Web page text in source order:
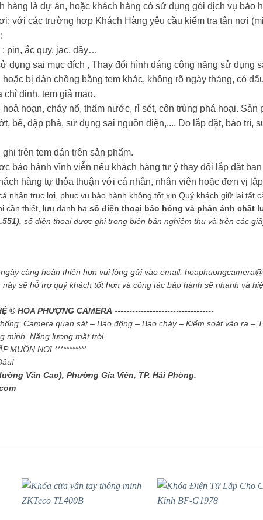
hàng là dự án, hoặc khách hàng có sử dụng gói dịch vụ bảo
với các trường hợp Khách Hàng yêu cầu kiểm tra tận nơi
:
: pin, ắc quy, jac, dây…
dụng sai mục đích , Thay đổi hình dáng công năng sử dụng
bị dán chồng bằng tem khác, không rõ ngày tháng, có
định, tem giả mạo.
hoả hoạn, cháy nổ, thấm nước, rỉ sét, côn trùng phá hoại.
bể, đập phá, sử dụng sai nguồn điện,.... Do lắp đặt, bảo trì,
trên tem dán trên sản phẩm.
bảo hành vĩnh viễn nếu khách hàng tự ý thay đổi lắp đặt
hàng tự thỏa thuận với cá nhân, nhân viên hoặc đơn vị
nhân trục lợi, phục vụ bảo hành không tốt xin Quý khách giữ lại tất
cần thiết, lưu danh bạ số điện thoại báo hỏng và phản ánh chất
số điện thoại được ghi trong biên bản nghiệm thu và trên các
càng hoàn thiện hơn vui lòng gửi vào email:
sẽ hỗ trợ quý khách tốt hơn và công tác bảo hành sẽ nhanh và
© HOA PHƯỢNG CAMERA ----------------------------------
Camera quan sát – Báo động – Báo cháy – Kiểm soát vào ra –
minh, Năng lượng mặt trời.
MUÔN NƠI ***********
Văn Cao), Phường Gia Viên, TP. Hải Phòng.